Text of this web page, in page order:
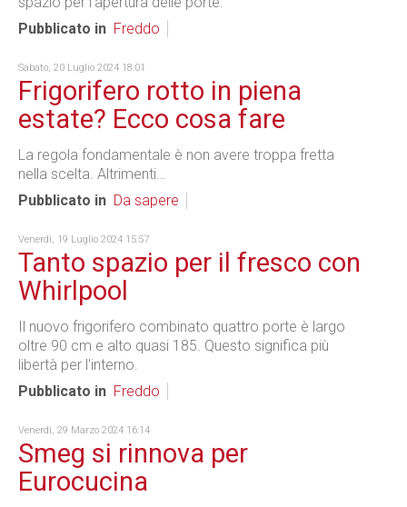
Pubblicato in Freddo
Sabato, 20 Luglio 2024 18:01
Frigorifero rotto in piena
estate? Ecco cosa fare
La regola fondamentale è non avere troppa fretta
nella scelta. Altrimenti…
Pubblicato in Da sapere
Venerdì, 19 Luglio 2024 15:57
Tanto spazio per il fresco con
Whirlpool
Il nuovo frigorifero combinato quattro porte è largo
oltre 90 cm e alto quasi 185. Questo significa più
libertà per l'interno.
Pubblicato in Freddo
Venerdì, 29 Marzo 2024 16:14
Smeg si rinnova per
Eurocucina